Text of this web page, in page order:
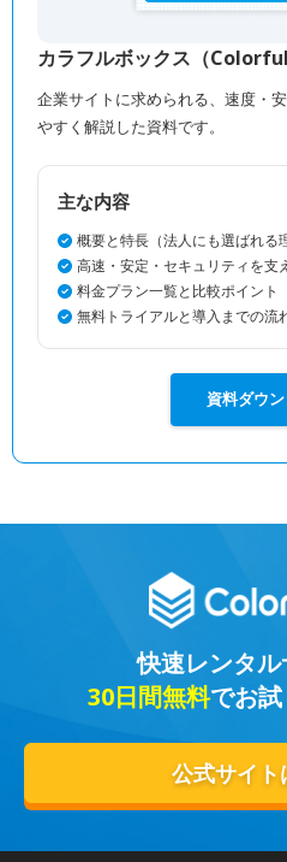
カラフルボックス（
企業サイトに求められる、速度・
やすく解説した資料です。
主な内容
概要と特長（法人にも選ばれる
高速・安定・セキュリティを支
料金プラン一覧と比較ポイント
無料トライアルと導入までの流
資料ダウ
快速レンタ
30日間無料でお
公式サイト